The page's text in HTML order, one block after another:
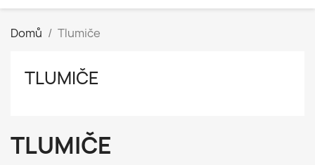
Domů Tlumiče
TLUMIČE
TLUMIČE